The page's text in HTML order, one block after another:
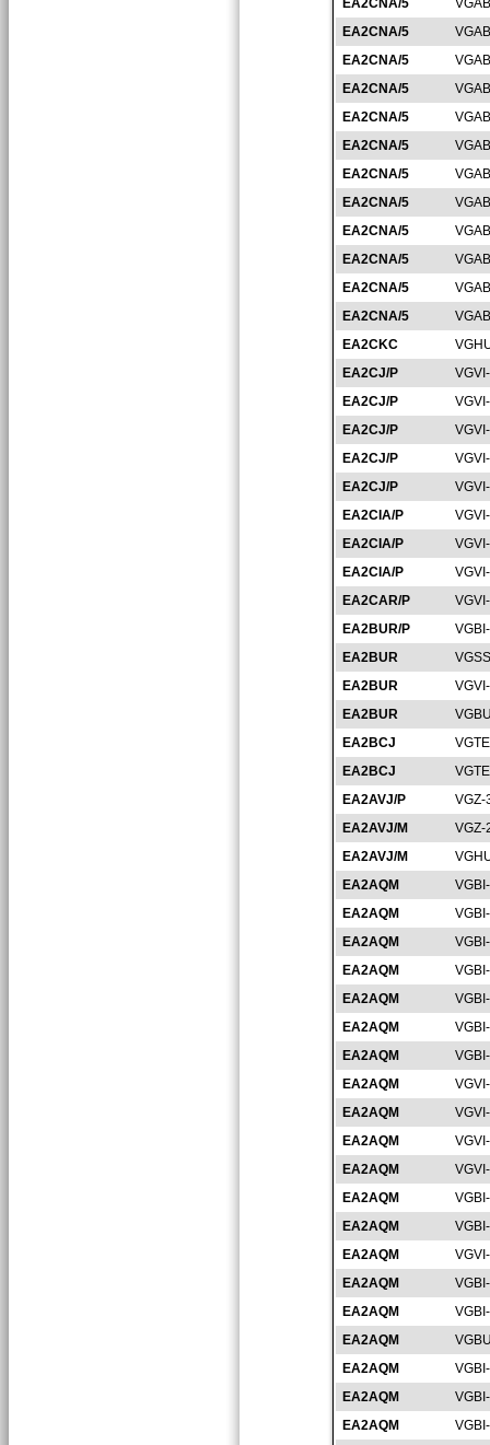
EA2CNA/5
EA2CNA/5
EA2CNA/5
EA2CNA/5
EA2CNA/5
EA2CNA/5
EA2CNA/5
EA2CNA/5
EA2CNA/5
EA2CNA/5
EA2CNA/5
EA2CNA/5
EA2CKC
EA2CJ/P
EA2CJ/P
EA2CJ/P
EA2CJ/P
EA2CJ/P
EA2CIA/P
EA2CIA/P
EA2CIA/P
EA2CAR/P
EA2BUR/P
EA2BUR
EA2BUR
EA2BUR
EA2BCJ
EA2BCJ
EA2AVJ/P
VGZ-
EA2AVJ/M
VGZ-
EA2AVJ/M
EA2AQM
EA2AQM
EA2AQM
EA2AQM
EA2AQM
EA2AQM
EA2AQM
EA2AQM
EA2AQM
EA2AQM
EA2AQM
EA2AQM
EA2AQM
EA2AQM
EA2AQM
EA2AQM
EA2AQM
EA2AQM
EA2AQM
EA2AQM